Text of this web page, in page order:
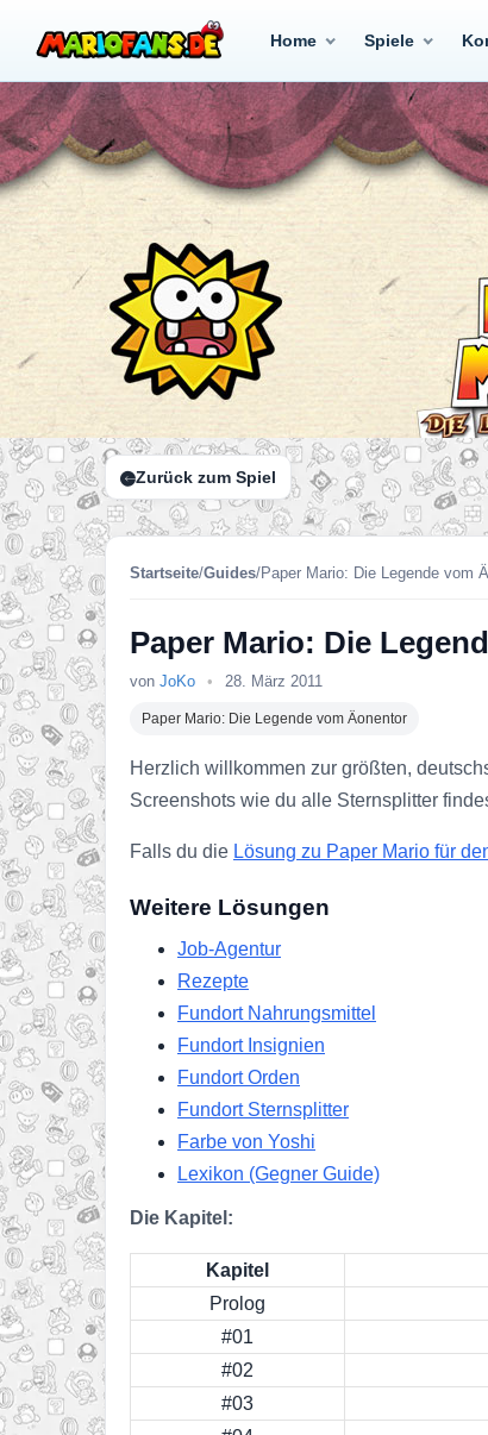
Home Spiele
Zurück zum Spiel
Startseite/Guides/Paper Mario: Die Legende vom
Paper Mario: Die
von JoKo • 28. März 2011
Paper Mario: Die Legende vom Äonentor
Herzlich willkommen zur größten,
Screenshots wie du alle Sternsplitter
Falls du die Lösung zu Paper Mario für
Weitere Lösungen
Job-Agentur
Rezepte
Fundort Nahrungsmittel
Fundort Insignien
Fundort Orden
Fundort Sternsplitter
Farbe von Yoshi
Lexikon (Gegner Guide)
Die Kapitel:
Kapitel
Prolog
#01
#02
#03